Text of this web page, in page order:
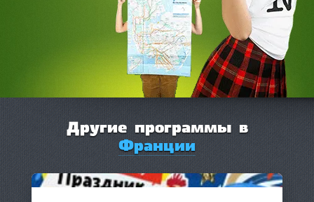
Другие программы в
Франции